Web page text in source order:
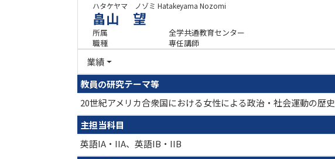
ハタケヤマ ノゾミ Hatakeyama Nozomi
畠山 望
所属
全学共通教育センター
職種
専任講師
業績
教員の研究テーマ等
20世紀アメリカ合衆国における女性による政治・社会運動の歴史
主担当科目
英語IA・IIA、英語IB・IIB